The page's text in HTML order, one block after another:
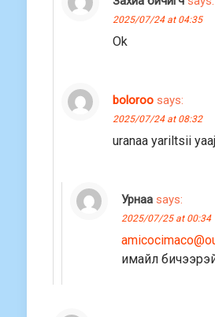
2025/07/24 at 04:35
Ok
boloroo says:
2025/07/24 at 08:32
uranaa yariltsii
Урнаа says:
2025/07/25 at 00:34
имайл